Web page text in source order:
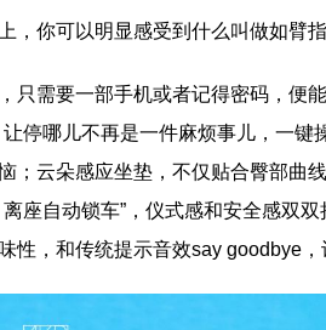
，你可以明显感受到什么叫做如臂指
只需要一部手机或者记得密码，便
停哪儿不再是一件麻烦事儿，一键
；云朵感应坐垫，不仅贴合臀部曲
座自动锁车”，仪式感和安全感双
性，和传统提示音效say goodbye，